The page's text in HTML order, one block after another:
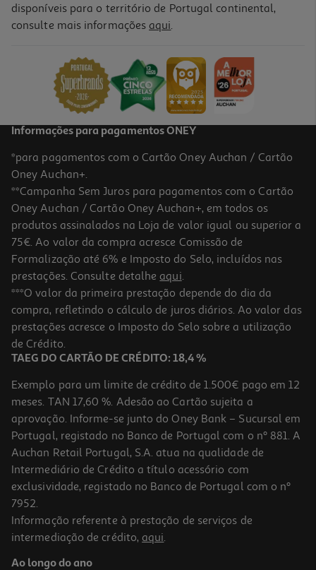
Forma Bolo Inglês Actuel Ret Aço Revest 25x11
Forma Bolo Inglês Actuel Aço Revestido 30x11
6.99 €/un
6,99 €
Forma Bolo Inglês Actuel Silicone Ret 31x13cm
6.99 €/un
disponíveis para o território de Portugal continental,
consulte mais informações aqui.
Informações para pagamentos ONEY
*para pagamentos com o Cartão Oney Auchan / Cartão
Oney Auchan+.
**Campanha Sem Juros para pagamentos com o Cartão
Oney Auchan / Cartão Oney Auchan+, em todos os
produtos assinalados na Loja de valor igual ou superior a
75€. Ao valor da compra acresce Comissão de
Formalização até 6% e Imposto do Selo, incluídos nas
prestações. Consulte detalhe aqui.
***O valor da primeira prestação depende do dia da
compra, refletindo o cálculo de juros diários. Ao valor das
prestações acresce o Imposto do Selo sobre a utilização
de Crédito.
TAEG DO CARTÃO DE CRÉDITO: 18,4 %
Exemplo para um limite de crédito de 1.500€ pago em 12
meses. TAN 17,60 %. Adesão ao Cartão sujeita a
aprovação. Informe-se junto do Oney Bank – Sucursal em
Portugal, registado no Banco de Portugal com o nº 881. A
Auchan Retail Portugal, S.A. atua na qualidade de
Intermediário de Crédito a título acessório com
exclusividade, registado no Banco de Portugal com o nº
7952.
Informação referente à prestação de serviços de
intermediação de crédito, aqui.
Ao longo do ano